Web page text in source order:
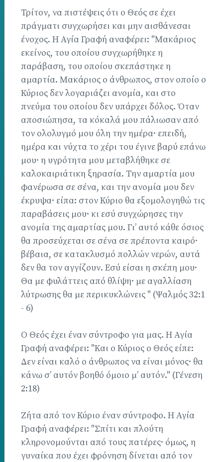
Τρίτον, να πιστέψεις ότι ο Θεός σε έχει
πράγματι συγχωρήσει και μην αισθάνεσαι
ένοχος. Η Αγία Γραφή αναφέρει: "Μακάριος
εκείνος, του οποίου συγχωρήθηκε η
παράβαση, του οποίου σκεπάστηκε η
αμαρτία. Μακάριος ο άνθρωπος, στον οποίο ο
Κύριος δεν λογαριάζει ανομία, και στο
πνεύμα του οποίου δεν υπάρχει δόλος. Όταν
αποσιώπησα, τα κόκαλά μου πάλιωσαν από
τον ολολυγμό μου όλη την ημέρα· επειδή,
ημέρα και νύχτα το χέρι του έγινε βαρύ επάνω
μου· η υγρότητα μου μεταβλήθηκε σε
καλοκαιριάτικη ξηρασία. Την αμαρτία μου
φανέρωσα σε σένα, και την ανομία μου δεν
έκρυψα· είπα: στον Κύριο θα εξομολογηθώ τις
παραβάσεις μου· κι εσύ συγχώρησες την
ανομία της αμαρτίας μου. Γι’ αυτό κάθε όσιος
θα προσεύχεται σε σένα σε πρέποντα καιρό·
βέβαια, σε κατακλυσμό πολλών νερών, αυτά
δεν θα τον αγγίζουν. Εσύ είσαι η σκέπη μου·
Θα με φυλάττεις από θλίψη· με αγαλλίαση
λύτρωσης θα με περικυκλώνεις " (Ψαλμός 32:1
- 6)
Ο Θεός έχει έναν σύντροφο για μας. Η Αγία
Γραφή αναφέρει: "Και ο Κύριος ο Θεός είπε:
Δεν είναι καλό ο άνθρωπος να είναι μόνος· θα
κάνω σ’ αυτόν βοηθό όμοιο μ’ αυτόν." (Γένεση
2:18)
Ζήτα από τον Κύριο έναν σύντροφο. Η Αγία
Γραφή αναφέρει: "Σπίτι και πλούτη
κληρονομούνται από τους πατέρες· όμως, η
γυναίκα που έχει φρόνηση δίνεται από τον